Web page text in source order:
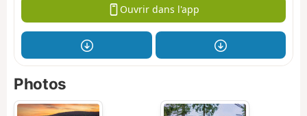
Ouvrir dans l'app
Photos